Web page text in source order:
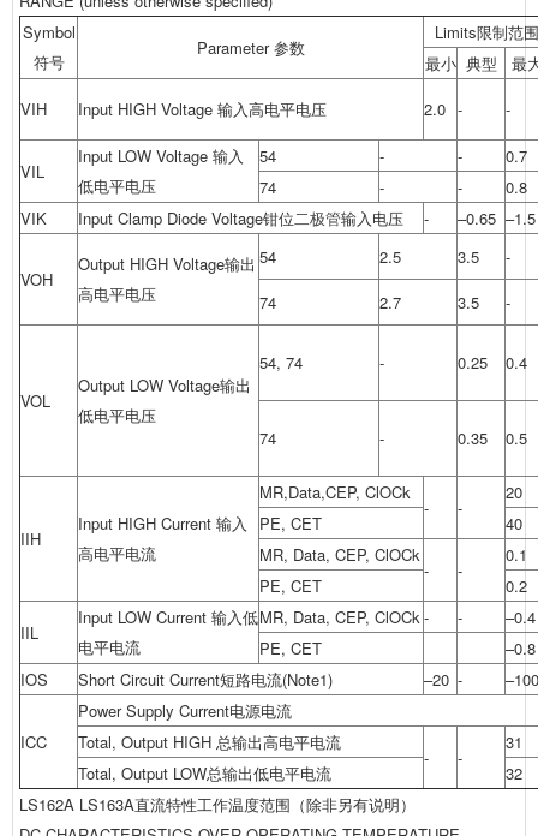
Symbol
符号
Parameter 参数
Limits限制范围
最小 典型
最
VIH
Input HIGH Voltage 输入高电平电压 2.0 - -
VIL
Input LOW Voltage 输入
低电平电压
54 - -
0.7
74
- -
0.8
VIK
Input Clamp Diode Voltage钳位二极管输入电压 - –0.65 –1.5
VOH
Output HIGH Voltage输出
高电平电压
54 2.5 3.5
-
74
2.7 3.5 -
VOL
Output LOW Voltage输出
低电平电压
54, 74 - 0.25 0.4
74 - 0.35 0.5
IIH
Input HIGH Current 输入
高电平电流
MR,Data,CEP, ClOCk
- -
20
PE, CET
40
MR, Data, CEP, ClOCk
- -
0.1
PE, CET
0.2
IIL
Input LOW Current 输入低
电平电流
MR, Data, CEP, ClOCk- -
–0.4
PE, CET
–0.8
IOS
Short Circuit Current短路电流(Note1) –20 - –100
ICC
Power Supply Current电源电流
Total, Output HIGH 总输出高电平电流
- -
31
Total, Output LOW总输出低电平电流
32
LS162A LS163A直流特性工作温度范围（除非另有说明）